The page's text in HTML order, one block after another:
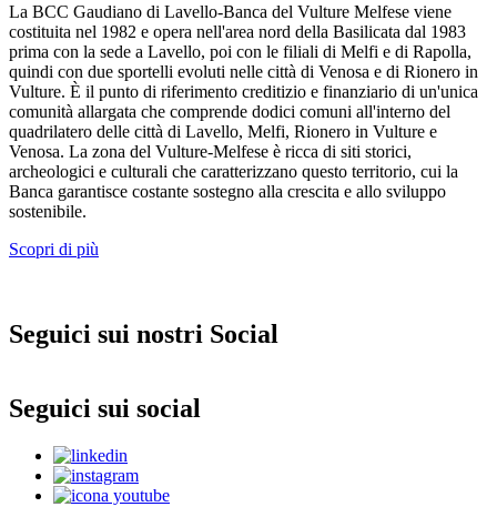
La BCC Gaudiano di Lavello-Banca del Vulture Melfese viene
costituita nel 1982 e opera nell'area nord della Basilicata dal 1983
prima con la sede a Lavello, poi con le filiali di Melfi e di Rapolla,
quindi con due sportelli evoluti nelle città di Venosa e di Rionero in
Vulture. È il punto di riferimento creditizio e finanziario di un'unica
comunità allargata che comprende dodici comuni all'interno del
quadrilatero delle città di Lavello, Melfi, Rionero in Vulture e
Venosa. La zona del Vulture-Melfese è ricca di siti storici,
archeologici e culturali che caratterizzano questo territorio, cui la
Banca garantisce costante sostegno alla crescita e allo sviluppo
sostenibile.
Scopri di più
Seguici sui nostri Social
Seguici sui social